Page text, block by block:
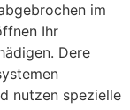
im
Ihr
Dere
nutzen spezielle